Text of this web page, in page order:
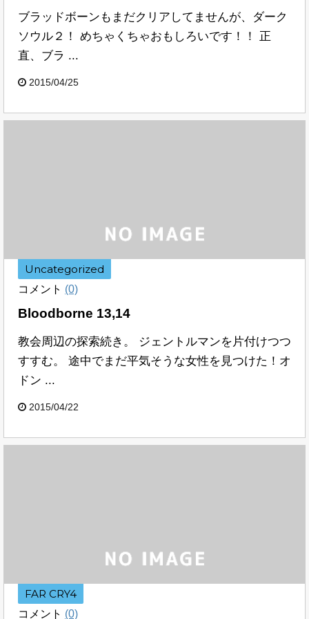
ブラッドボーンもまだクリアしてませんが、ダーク
ソウル２！ めちゃくちゃおもしろいです！！ 正
直、ブラ ...
2015/04/25
Uncategorized
コメント (0)
Bloodborne 13,14
教会周辺の探索続き。 ジェントルマンを片付けつつ
すすむ。 途中でまだ平気そうな女性を見つけた！オ
ドン ...
2015/04/22
FAR CRY4
コメント (0)